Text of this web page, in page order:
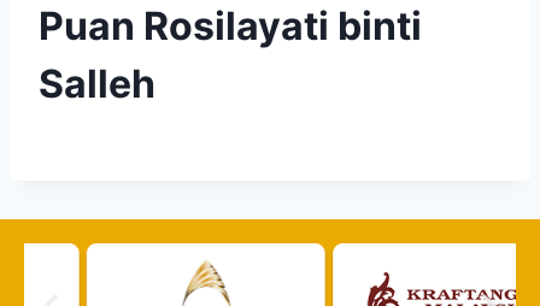
Puan Rosilayati binti
Salleh